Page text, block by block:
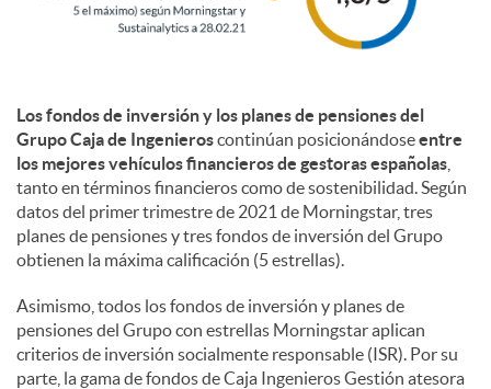
s
Los fondos de inversión y los planes de pensiones del
Grupo Caja de Ingenieroscontinúan posicionándoseentre
los mejores vehículos financieros de gestoras españolas
tanto en términos financieros como de sostenibilidad. Según
datos del primer trimestre de 2021 de Morningstar, tres
planes de pensiones y tres fondos de inversión del Grupo
obtienen la máxima calificación (5 estrellas).
Asimismo, todos los fondos de inversión y planes de
pensiones del Grupo con estrellas Morningstar aplican
criterios de inversión socialmente responsable (ISR). Por su
parte, la gama de fondos de Caja Ingenieros Gestión atesora